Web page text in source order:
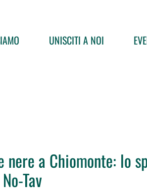
UNISCITI A NOI
nere a Chiomonte: lo
Tav